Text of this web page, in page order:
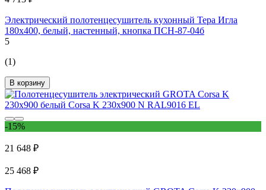
Электрический полотенцесушитель кухонный Тера Игла
180x400, белый, настенный, кнопка ПСН-87-04б
5
(1)
В корзину
-15%
21 648 ₽
25 468 ₽